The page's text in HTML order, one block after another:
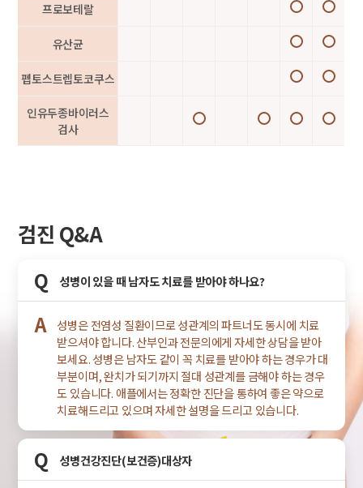
프로보테랄
유산균
펩토스트렙토코쿠스
인유두종바이러스
검사
검진 Q&A
Q 성병이 있을 때 남자도 치료를 받아야 하나요?
A
성병은 전염성 질환이므로 성관계의 파트너도 동시에 치료
받으셔야 합니다. 산부인과 전문의에게 자세한 상담을 받아
보세요. 성병은 남자도 같이 꼭 치료를 받아야 하는 경우가 대
부분이며, 완치가 되기까지 절대 성관계를 금해야 하는 경우
도 있습니다. 애플에서는 정확한 진단을 통하여 좋은 약으로
치료해드리고 있으며 자세한 설명을 드리고 있습니다.
Q 성병건강진단(보건증)대상자